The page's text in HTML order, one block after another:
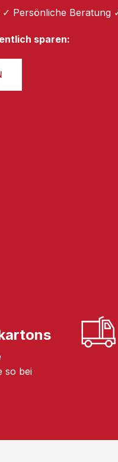
Persönliche Beratung
sparen:
so bei